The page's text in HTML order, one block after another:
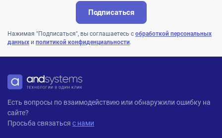
Подписаться
Нажимая "Подписаться", вы соглашаетесь с обработкой персональных
данных и политикой конфиденциальности.
ANDPRO
Есть вопросы по взаимодействию или обнаружили ошибку на
сайте?
Просьба связаться с нами